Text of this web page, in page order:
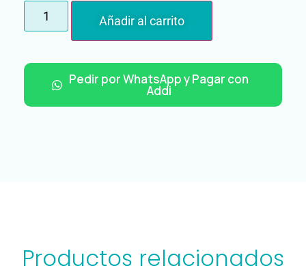
Añadir al carrito
Pedir por WhatsApp y Pagar con
Addi
Productos relacionados